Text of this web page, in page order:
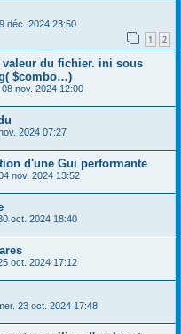
déc. 2024 23:50
1 2
du fichier. ini sous
$combo…)
nov. 2024 12:00
2024 07:27
d'une Gui performante
nov. 2024 13:52
oct. 2024 18:40
oct. 2024 17:12
23 oct. 2024 17:48